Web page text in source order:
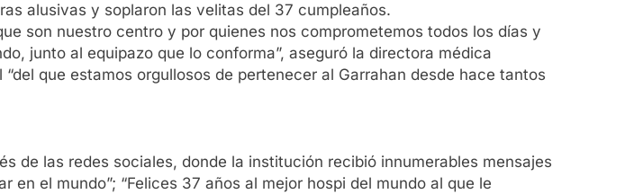
alusivas y soplaron las velitas del 37 cumpleaños.
son nuestro centro y por quienes nos comprometemos todos los días y
junto al equipazo que lo conforma”, aseguró la directora médica
que estamos orgullosos de pertenecer al Garrahan desde hace tantos
de las redes sociales, donde la institución recibió innumerables mensajes
el mundo”; “Felices 37 años al mejor hospi del mundo al que le